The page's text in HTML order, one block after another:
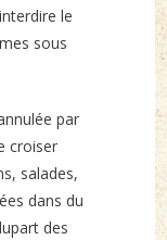
le
sous
par
croiser
salades,
dans du
des